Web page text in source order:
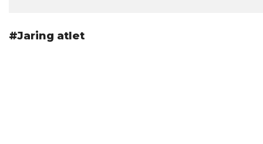
#Jaring atlet